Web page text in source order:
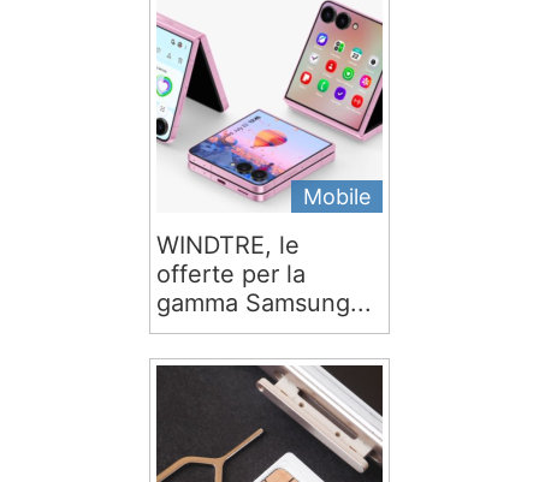
Mobile
WINDTRE, le
offerte per la
gamma Samsung...